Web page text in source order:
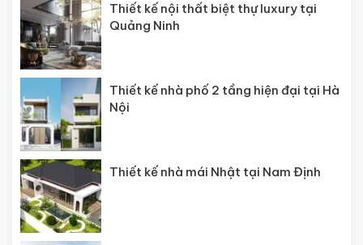
Thiết kế nội thất biệt thự luxury tại
Quảng Ninh
Thiết kế nhà phố 2 tầng hiện đại tại Hà
Nội
Thiết kế nhà mái Nhật tại Nam Định